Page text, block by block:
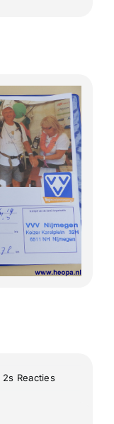
2s Reactieson